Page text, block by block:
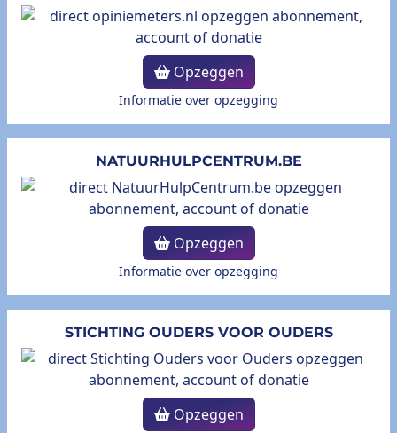
Opzeggen
Informatie over opzegging
NATUURHULPCENTRUM.BE
Opzeggen
Informatie over opzegging
STICHTING OUDERS VOOR OUDERS
Opzeggen